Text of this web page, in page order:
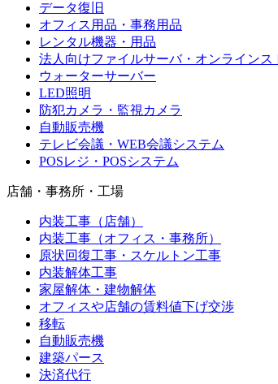
データ復旧
オフィス用品・事務用品
レンタル機器・用品
法人向けファイルサーバ・オンラインス
ウォーターサーバー
LED照明
防犯カメラ・監視カメラ
自動販売機
テレビ会議・WEB会議システム
POSレジ・POSシステム
店舗・事務所・工場
内装工事（店舗）
内装工事（オフィス・事務所）
原状回復工事・スケルトン工事
内装解体工事
家屋解体・建物解体
オフィスや店舗の賃料値下げ交渉
移転
自動販売機
建築パース
決済代行